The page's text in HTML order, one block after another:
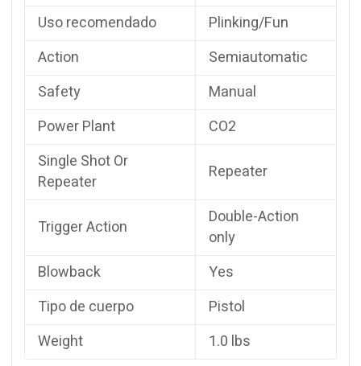
Uso recomendado
Plinking/Fun
Action
Semiautomatic
Safety
Manual
Power Plant
CO2
Single Shot Or
Repeater
Repeater
Trigger Action
Double-Action
only
Blowback
Yes
Tipo de cuerpo
Pistol
Weight
1.0 lbs